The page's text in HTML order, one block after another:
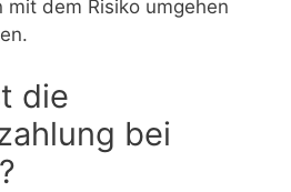
mit dem Risiko umgehen
die
bei